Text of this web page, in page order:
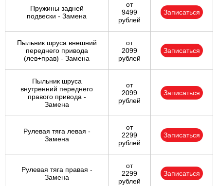
Пружины задней
подвески - Замена
от
9499
рублей
Записаться
Пыльник шруса внешний
переднего привода
(лев+прав) - Замена
от
2099
рублей
Записаться
Пыльник шруса
внутренний переднего
правого привода -
Замена
от
2099
рублей
Записаться
Рулевая тяга левая -
Замена
от
2299
рублей
Записаться
Рулевая тяга правая -
Замена
от
2299
рублей
Записаться